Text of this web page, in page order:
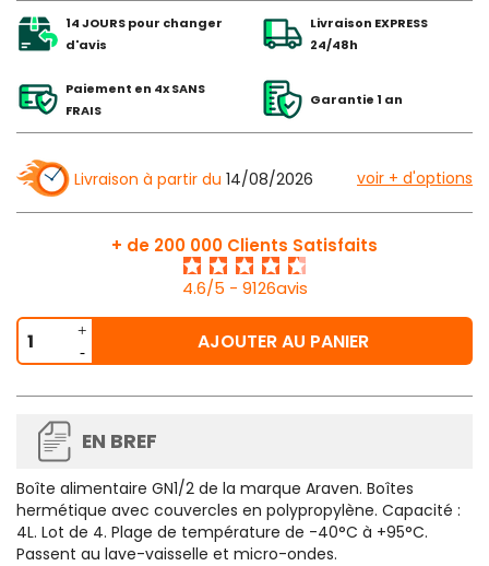
14 JOURS pour changer
d'avis
Livraison EXPRESS
24/48h
Paiement en 4x SANS
FRAIS
Garantie 1 an
Livraison à partir du 14/08/2026 voir + d'options
+ de 200 000 Clients Satisfaits
4.6/5 - 9126avis
AJOUTER AU PANIER
EN BREF
Boîte alimentaire GN1/2 de la marque Araven. Boîtes
hermétique avec couvercles en polypropylène. Capacité :
4L. Lot de 4. Plage de température de -40°C à +95°C.
Passent au lave-vaisselle et micro-ondes.